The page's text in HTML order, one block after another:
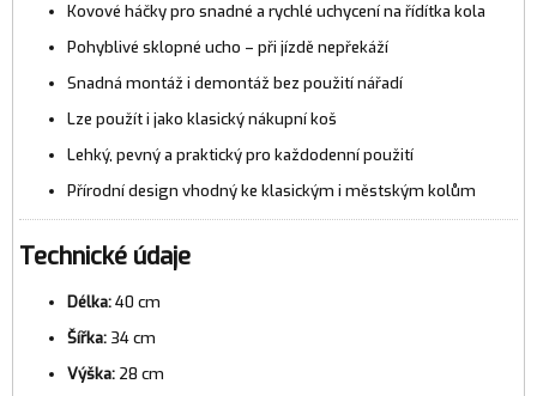
Kovové háčky pro snadné a rychlé uchycení na řídítka kola
Pohyblivé sklopné ucho – při jízdě nepřekáží
Snadná montáž i demontáž bez použití nářadí
Lze použít i jako klasický nákupní koš
Lehký, pevný a praktický pro každodenní použití
Přírodní design vhodný ke klasickým i městským kolům
Technické údaje
Délka:40 cm
Šířka: 34 cm
Výška: 28 cm